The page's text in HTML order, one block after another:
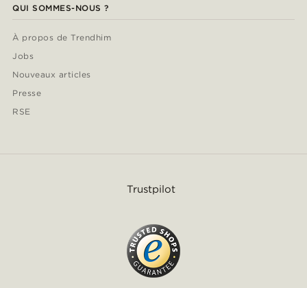
QUI SOMMES-NOUS ?
À propos de Trendhim
Jobs
Nouveaux articles
Presse
RSE
Trustpilot